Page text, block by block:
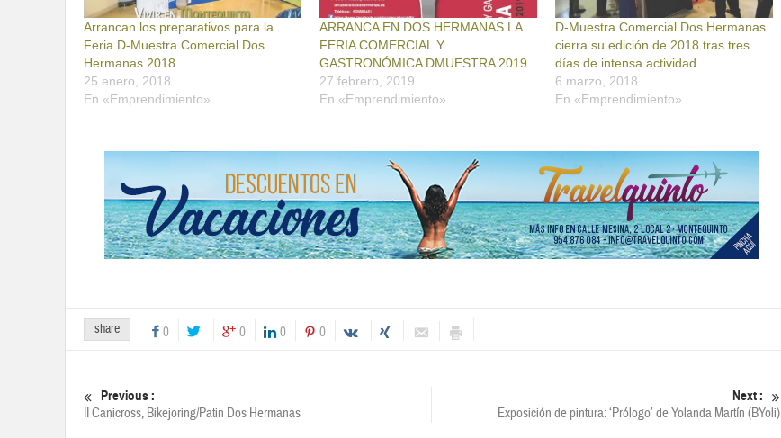
Arrancan los preparativos para la
Feria D-Muestra Comercial Dos
Hermanas 2018
25 enero, 2018
En «Emprendimiento»
ARRANCA EN DOS HERMANAS LA
FERIA COMERCIAL Y
GASTRONÓMICA DMUESTRA 2019
27 febrero, 2019
En «Emprendimiento»
D-Muestra Comercial Dos Hermanas
cierra su edición de 2018 tras tres
días de intensa actividad.
6 marzo, 2018
En «Emprendimiento»
share 0 0 0 0
Previous :
II Canicross, Bikejoring/Patin Dos Hermanas
Next :
Exposición de pintura: ‘Prólogo’ de Yolanda Martín (BYoli)